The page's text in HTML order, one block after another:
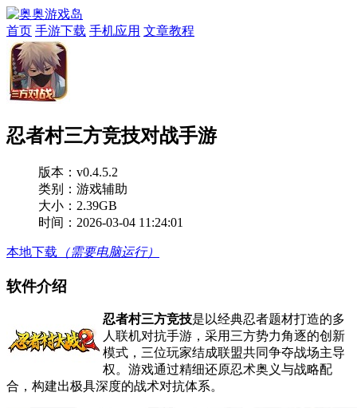
首页 手游下载 手机应用 文章教程
忍者村三方竞技对战手游
版本： v0.4.5.2
类别：游戏辅助
大小：2.39GB
时间：2026-03-04 11:24:01
本地下载 （需要电脑运行）
软件介绍
忍者村三方竞技是以经典忍者题材打造的多
人联机对抗手游，采用三方势力角逐的创新
模式，三位玩家结成联盟共同争夺战场主导
权。游戏通过精细还原忍术奥义与战略配
合，构建出极具深度的战术对抗体系。